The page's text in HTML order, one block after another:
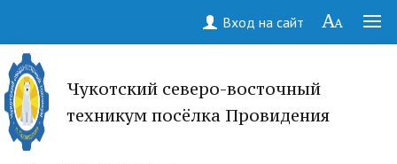
Вход на сайт
Чукотский северо-восточный
техникум посёлка Провидения